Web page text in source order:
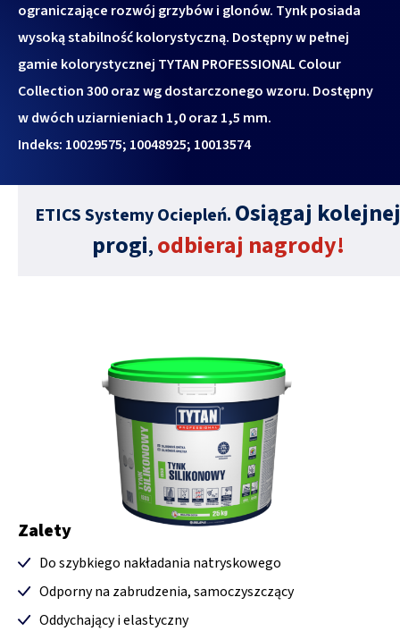
ograniczające rozwój grzybów i glonów. Tynk posiada
wysoką stabilność kolorystyczną. Dostępny w pełnej
gamie kolorystycznej TYTAN PROFESSIONAL Colour
Collection 300 oraz wg dostarczonego wzoru. Dostępny
w dwóch uziarnieniach 1,0 oraz 1,5 mm.
Indeks: 10029575; 10048925; 10013574
ETICS Systemy Ociepleń. Osiągaj kolejnej
progi, odbieraj nagrody!
Zalety
Do szybkiego nakładania natryskowego
Odporny na zabrudzenia, samoczyszczący
Oddychający i elastyczny